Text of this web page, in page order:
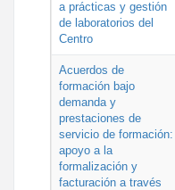
a prácticas y gestión
de laboratorios del
Centro
Acuerdos de
formación bajo
demanda y
prestaciones de
servicio de formación:
apoyo a la
formalización y
facturación a través